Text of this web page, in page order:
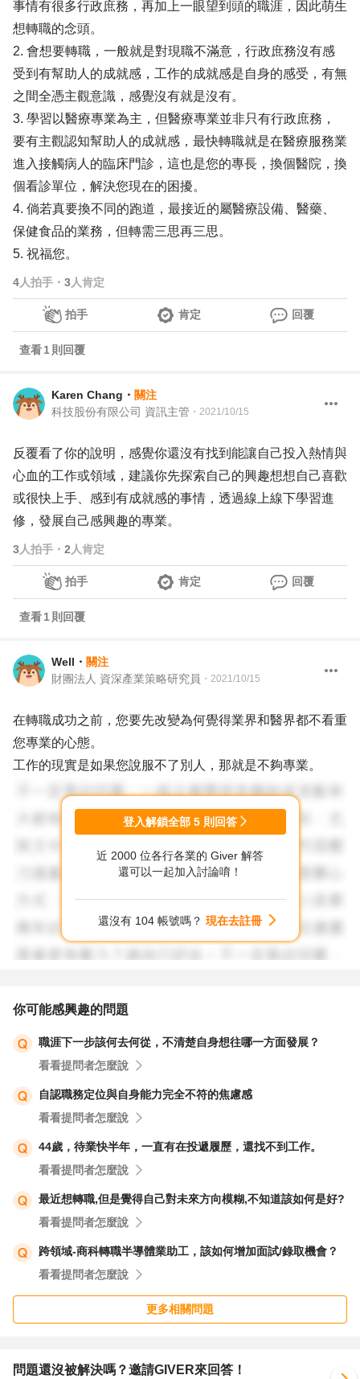
事情有很多行政庶務，再加上一眼望到頭的職涯，因此萌生
想轉職的念頭。
2. 會想要轉職，一般就是對現職不滿意，行政庶務沒有感
受到有幫助人的成就感，工作的成就感是自身的感受，有無
之間全憑主觀意識，感覺沒有就是沒有。
3. 學習以醫療專業為主，但醫療專業並非只有行政庶務，
要有主觀認知幫助人的成就感，最快轉職就是在醫療服務業
進入接觸病人的臨床門診，這也是您的專長，換個醫院，換
個看診單位，解決您現在的困擾。
4. 倘若真要換不同的跑道，最接近的屬醫療設備、醫藥、
保健食品的業務，但轉需三思再三思。
5. 祝福您。
4人拍手 ・ 3人肯定
拍手 肯定 回覆
查看1 則回覆
Karen Chang ・ 關注
科技股份有限公司 資訊主管 ・ 2021/10/15
反覆看了你的說明，感覺你還沒有找到能讓自己投入熱情與
心血的工作或領域，建議你先探索自己的興趣想想自己喜歡
或很快上手、感到有成就感的事情，透過線上線下學習進
修，發展自己感興趣的專業。
3人拍手 ・ 2 人肯定
拍手 肯定 回覆
查看1 則回覆
Well ・ 關注
財團法人 資深產業策略研究員 ・ 2021/10/15
在轉職成功之前，您要先改變為何覺得業界和醫界都不看重
您專業的心態。
工作的現實是如果您說服不了別人，那就是不夠專業。
登入解鎖全部 5 則回答
近 2000 位各行各業的 Giver 解答
還可以一起加入討論唷！
還沒有 104 帳號嗎？ 現在去註冊
你可能感興趣的問題
職涯下一步該何去何從，不清楚自身想往哪一方面發展？
看看提問者怎麼說
自認職務定位與自身能力完全不符的焦慮感
看看提問者怎麼說
44歲，待業快半年，一直有在投遞履歷，還找不到工作。
看看提問者怎麼說
最近想轉職,但是覺得自己對未來方向模糊,不知道該如何是好?
看看提問者怎麼說
跨領域-商科轉職半導體業助工，該如何增加面試/錄取機會？
看看提問者怎麼說
更多相關問題
問題還沒被解決嗎？邀請GIVER來回答！